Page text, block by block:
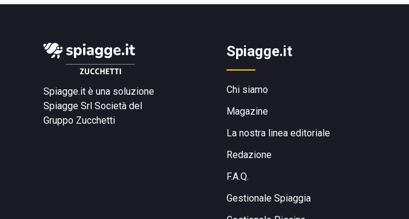
Spiagge.it è una soluzione
Spiagge Srl Società del
Gruppo Zucchetti
Spiagge.it
Chi siamo
Magazine
La nostra linea editoriale
Redazione
F.A.Q.
Gestionale Spiaggia